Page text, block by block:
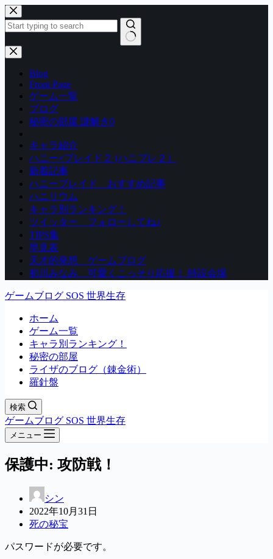
コ
ン
テ
ン
ツ
結
Blog
Front Page
ゲーム一覧
ブログ
秘密の部屋 謎解き0
キャラ紹介
ハニー×ブレイド２ (ハニブレ２）
新着記事
ハニーブレイド おすすめ記事
ハニリウム
キャラ別ランキング！
ツイッター フォローしてね♪
TIPS集
早見表
天才的発想 ゲームブログ
初川みなみ 可愛くこっそり応援！ 特設会場
ゲームブログ SOS 世界生存
ホーム
ゲーム一覧
キャラ別ランキング！
秘密の部屋
ライザのブログ（錬金術）
羅針盤
検索
ゲームブログ SOS 世界生存
メニュー
保護中: 攻防戦！
シン
2022年10月31日
死の秘宝
パスワードが必要です。